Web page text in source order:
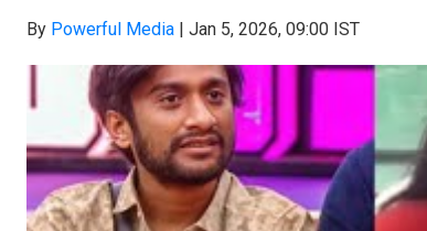
By Powerful Media | Jan 5, 2026, 09:00 IST